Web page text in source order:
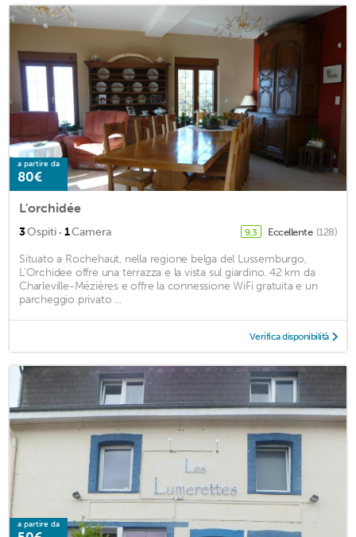
a partire da
80€
L'orchidée
3Ospiti · 1Camera 9,3 Eccellente (128)
Situato a Rochehaut, nella regione belga del Lussemburgo,
L'Orchidee offre una terrazza e la vista sul giardino. 42 km da
Charleville-Mézières e offre la connessione WiFi gratuita e un
parcheggio privato ...
Verifica disponibilità
a partire da